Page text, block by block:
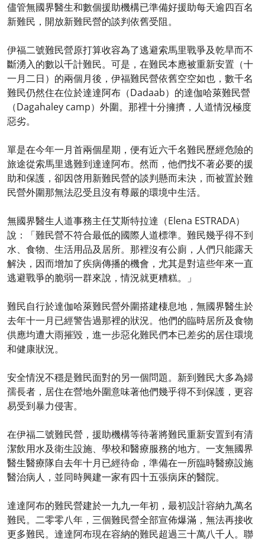
儘管無國界醫生和數個援助機構已準備好援助每天逾四百名
新難民，開放新難民營的談判依舊受阻。
伊福二號難民營原打算收容為了逃避索馬里戰爭及乾旱而不
斷湧入的數以千計難民。可是，在難民本應被重新安置（十
一月二日）的兩個月後，伊福難民營依舊空空如也，數千名
難民仍然住在位於達達阿布（Dadaab）的達伽哈萊難民營
（Dagahaley camp）外圍。那裡十分擁擠，人道情況極度
惡劣。
單是在今年一月首兩個星期，便有近六千名難民歷經危險的
旅途從索馬里逃難到達達阿布。然而，他們找不著必要的援
助和保護，卻因啓用新難民營的談判懸而未決，而被置於難
民營外圍那無法忍受且沒有尊嚴的環境中生活。
無國界醫生人道事務主任艾斯特拉達（Elena ESTRADA）
說：「難民營不符合最低的國際人道標準。難民幾乎得不到
水、食物、生活用品及居所。那裡沒有公廁，人們只能露天
解決，因而增加了疾病傳播的機會，尤其是對這些年來一直
逃避戰爭的脆弱一群來說，情況就更糟糕。」
難民自行於達伽哈萊難民營外圍搭建棲息地，無國界醫生於
去年十一月已經警告過那裡的狀況。他們的臨時居所及食物
供應均遭大雨摧毀，進一步惡化難民們本已差劣的居住環境
和健康狀況。
安全情況不穩是難民面對的另一個問題。新到難民大多為婦
孺長者，居住在營地外圍意味著他們幾乎得不到保護，更容
易受到暴力侵害。
在伊福二號難民營，援助機構等待著將難民重新安置到有清
潔飲用水及衛生設施、學校和醫療服務的地方。一支無國界
醫生醫療隊自去年十月已經待命，準備在一所臨時醫療設施
醫治病人，並同時興建一家有四十五張病床的醫院。
達達阿布的難民營建於一九九一年初，最初設計容納九萬名
難民。二零零八年，三個難民營全部宣佈爆滿，無法再接收
更多難民。達達阿布現在容納的難民超過三十萬八千人。聯